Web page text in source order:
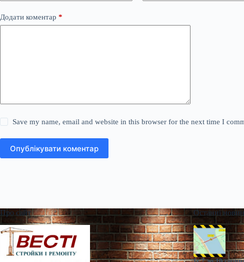
Додати коментар *
Save my name, email and website in this browser for the next time I
Опублікувати коментар
Про сайт Останні